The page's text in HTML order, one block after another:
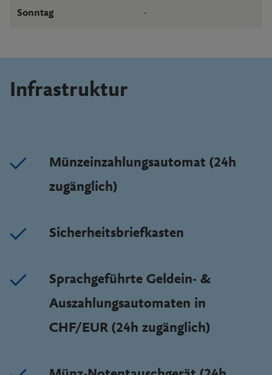
Sonntag -
Infrastruktur
Münzeinzahlungsautomat (24h
zugänglich)
Sicherheitsbriefkasten
Sprachgeführte Geldein- &
Auszahlungsautomaten in
CHF/EUR (24h zugänglich)